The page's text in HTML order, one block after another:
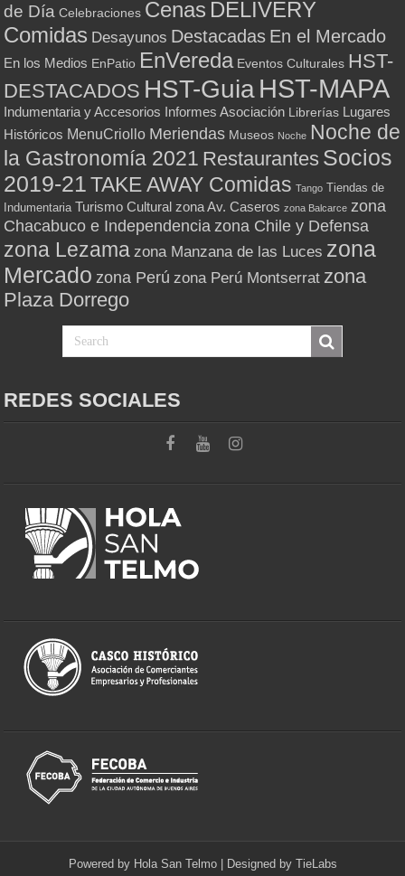
de Día Celebraciones Cenas DELIVERY
Comidas Desayunos Destacadas En el Mercado
En los Medios EnPatio EnVereda Eventos Culturales HST-
DESTACADOS HST-GuiaHST-MAPA
Indumentaria y Accesorios Informes Asociación Librerías Lugares
Históricos MenuCriollo Meriendas Museos Noche Noche de
la Gastronomía 2021 Restaurantes Socios
2019-21 TAKE AWAY Comidas Tango Tiendas de
Indumentaria Turismo Cultural zona Av. Caseros zona Balcarce zona
Chacabuco e Independencia zona Chile y Defensa
zona Lezama zona Manzana de las Luces zona
Mercado zona Perú zona Perú Montserrat zona
Plaza Dorrego
REDES SOCIALES
Powered by Hola San Telmo| Designed by TieLabs